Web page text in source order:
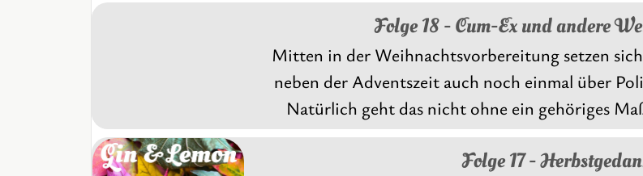
Folge 18 - Cum-Ex und andere
Mitten in der Weihnachtsvorbereitung setzen
neben der Adventszeit auch noch einmal über
Natürlich geht das nicht ohne ein gehöriges
Folge 17 -